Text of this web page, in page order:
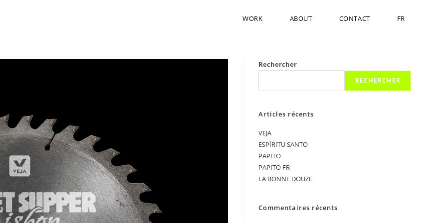
WORK ABOUT CONTACT FR
Rechercher
RECHERCHER
Articles récents
VEJA
ESPÍRITU SANTO
PAPITO
PAPITO FR
LA BONNE DOUZE
Commentaires récents